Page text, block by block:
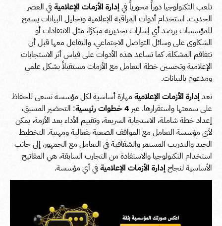
تلعب التكنولوجيا دوراً محورياً فيإدارة الأزمات الإعلامية في العصر
الحديث. استخدام أدوات المراقبة الإعلامية وتحليل البيانات يسمح
للمؤسسات برصد أي إشارات تحذيرية مبكرًا، مثل الانتقادات أو
الشكاوى على وسائل التواصل الاجتماعي، والتفاعل معها قبل أن
تتفاقم المشكلة. كما تساعد هذه الأدوات على قياس أثر الاستجابات
الإعلامية وتحسين خطة التعامل مع الأزمات مستقبلاً بشكل علمي
ومدعوم بالبيانات.
تعد إدارة الأزمات الإعلامية مهارة أساسية لكل مؤسسة تسعى للحفاظ
على سمعتها واستقرارها. عبر 4 خطوات رئيسية
: التحضير المسبق،
إعداد خطة شاملة، الاستجابة السريعة، وتقييم الأداء بعد الأزمة، يمكن
لأي مؤسسة التعامل مع المواقف الصعبة بفعالية ومهنية. التخطيط
الجيد والتدريب المستمر والشفافية في التعامل مع الجمهور، إلى جانب
استخدام التكنولوجيا والاستفادة من التجارب السابقة، هي المفاتيح
الأساسية لنجاح إدارة الأزمات الإعلامية في أي مؤسسة.